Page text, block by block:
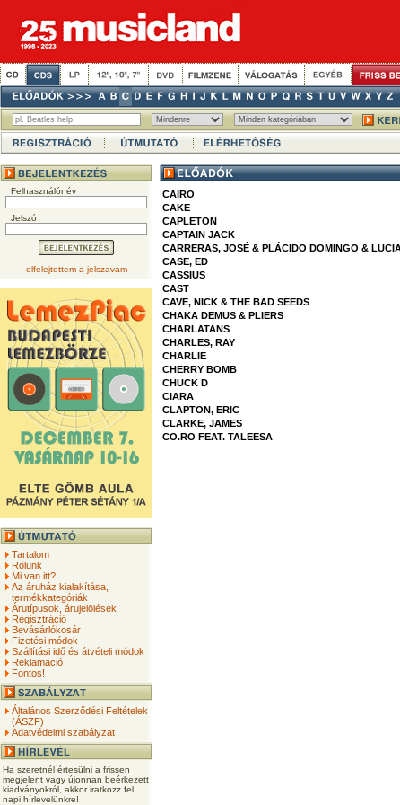
Felhasználónév
Jelszó
elfelejtettem a jelszavam
Tartalom
Rólunk
Mi van itt?
Az áruház kialakítása,
termékkategóriák
Árutípusok, árujelölések
Regisztráció
Bevásárlókosár
Fizetési módok
Szállítási idő és átvételi módok
Reklamáció
Fontos!
Általános Szerződési Feltételek
(ÁSZF)
Adatvédelmi szabályzat
Ha szeretnél értesülni a frissen
megjelent vagy újonnan beérkezett
kiadványokról, akkor iratkozz fel
napi hírlevelünkre!
CAIRO
CAKE
CAPLETON
CAPTAIN JACK
CARRERAS, JOSÉ & PLÁCIDO DOMINGO &
CASE, ED
CASSIUS
CAST
CAVE, NICK & THE BAD SEEDS
CHAKA DEMUS & PLIERS
CHARLATANS
CHARLES, RAY
CHARLIE
CHERRY BOMB
CHUCK D
CIARA
CLAPTON, ERIC
CLARKE, JAMES
CO.RO FEAT. TALEESA